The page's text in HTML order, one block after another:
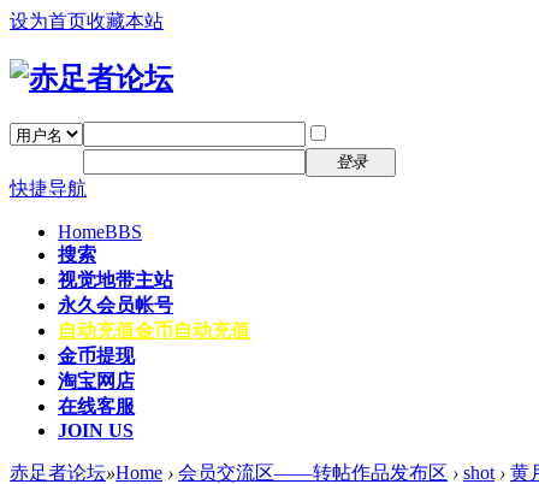
设为首页收藏本站
登录
快捷导航
HomeBBS
搜索
视觉地带主站
永久会员帐号
自动充值金币自动充值
金币提现
淘宝网店
在线客服
JOIN US
赤足者论坛»Home › 会员交流区——转帖作品发布区 › shot › 黄